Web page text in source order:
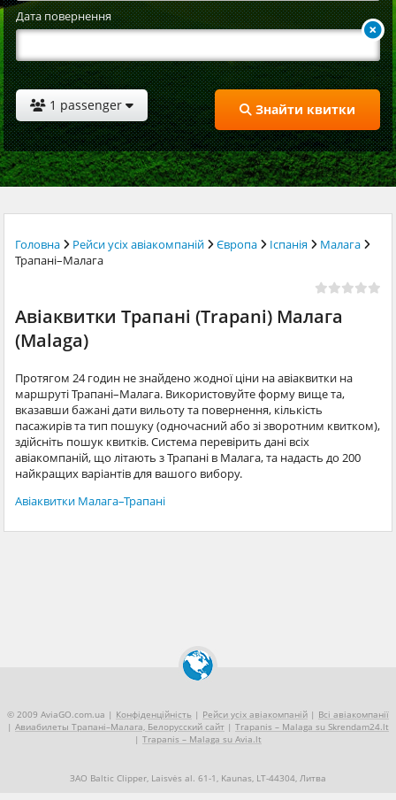
Дата повернення
1 passenger Знайти квитки
Головна Рейси усіх авіакомпаній Європа Іспанія
Малага
Трапані–Малага
Авіаквитки Трапані (Trapani) Малага
(Malaga)
Протягом 24 годин не знайдено жодної ціни на авіаквитки на
маршруті Трапані–Малага. Використовуйте форму вище та,
вказавши бажані дати вильоту та повернення, кількість
пасажирів та тип пошуку (одночасний або зі зворотним квитком),
здійсніть пошук квитків. Система перевірить дані всіх
авіакомпаній, що літають з Трапані в Малага, та надасть до 200
найкращих варіантів для вашого вибору.
Авіаквитки Малага–Трапані
© 2009 AviaGO.com.ua | Конфіденційність | Рейси усіх авіакомпаній | Всі авіакомпанії
| Авиабилеты Трапані–Малага, Белорусский сайт | Trapanis – Malaga su Skrendam24.lt
| Trapanis – Malaga su Avia.lt
ЗАО Baltic Clipper, Laisvės al. 61-1, Kaunas, LT-44304, Литва